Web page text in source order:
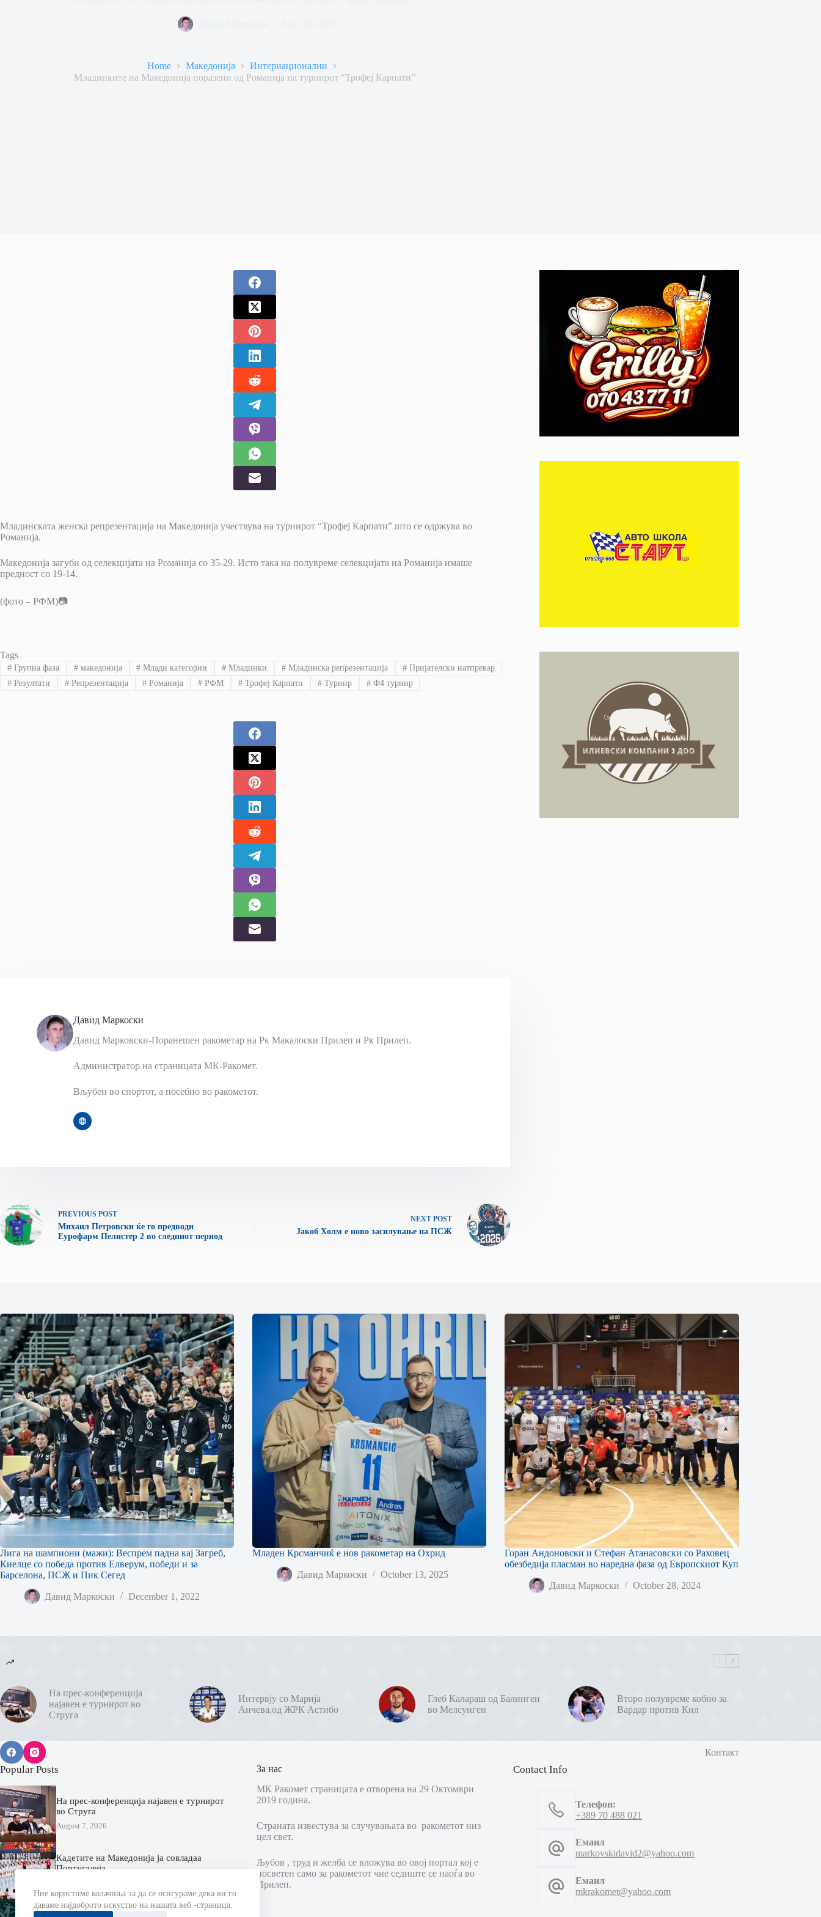
Ние користиме колачиња за да се осигураме дека ви го
даваме најдоброто искуство на нашата веб -страница.
Home Македонија
Интернационални
Младинките на Македонија поразени од Романија на турнирот “Трофеј Карпати”
Младинската женска репрезентација на Македонија учествува на турнирот “Трофеј Карпати” што се одржува во
Романија.
Македонија загуби од селекцијата на Романија со 35-29. Исто така на полувреме селекцијата на Романија имаше
предност со 19-14.
(фото – РФМ)📷
Tags
#Групна фаза #македонија # Млади категории # Младинки # Младинска репрезентација #Пријателски натпревар
#Резултати #Репрезентација # Романија # РФМ # Трофеј Карпати #Турнир #Ф4 турнир
Давид Маркоски
Давид Марковски-Поранешен ракометар на Рк Макалоски Прилеп и Рк Прилеп.
Администратор на страницата МК-Ракомет.
Вљубен во спортот, а посебно во ракометот.
PREVIOUS POST
Михаил Петровски ќе го предводи
Еурофарм Пелистер 2 во следниот период
NEXT POST
Јакоб Холм е ново засилување на ПСЖ
Лига на шампиони (мажи): Веспрем падна кај Загреб,
Киелце со победа против Елверум, победи и за
Барселона, ПСЖ и Пик Сегед
Давид Маркоски December 1, 2022
Младен Крсманчиќ е нов ракометар на Охрид
Давид Маркоски October 13, 2025
Горан Андоновски и Стефан Атанасовски со Раховец
обезбедија пласман во наредна фаза од Европскиот Куп
Давид Маркоски October 28, 2024
На прес-конференција
најавен е турнирот во
Струга
Интервју со Марија
Анчева,од ЖРК Астибо
Глеб Калараш од Балинген
во Мелсунген
Второ полувреме кобно за
Вардар против Кил
Контакт
Popular Posts
На прес-конференција најавен е турнирот
во Струга
August 7, 2026
Кадетите на Македонија ја совладаа
Португалија
Еурофарм Пелистер ги промовираше
За нас
МК Ракомет страницата е отворена на 29 Октомври
2019 година.
Страната известува за случувањата во ракометот низ
цел свет.
Љубов , труд и желба се вложува во овој портал кој е
посветен само за ракометот чие седиште се наоѓа во
Прилеп.
Contact Info
Телефон:
+389 70 488 021
Емаил
markovskidavid2@yahoo.com
Емаил
mkrakomet@yahoo.com